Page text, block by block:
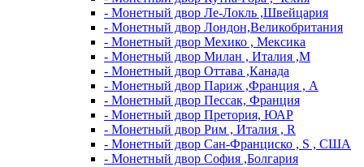
- Монетный двор Ле-Локль ,Швейцария
- Монетный двор Лондон,Великобритания
- Монетный двор Мехико , Мексика
- Монетный двор Милан , Италия ,M
- Монетный двор Оттава ,Канада
- Монетный двор Париж ,Франция , A
- Монетный двор Пессак, Франция
- Монетный двор Претория, ЮАР
- Монетный двор Рим , Италия , R
- Монетный двор Сан-Франциско , S , США
- Монетный двор София ,Болгария